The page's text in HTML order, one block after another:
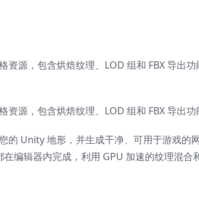
资源，包含烘焙纹理、LOD 组和 FBX 导出
源，包含烘焙纹理、LOD 组和 FBX 导出功
的 Unity 地形，并生成干净、可用于游戏的
编辑器内完成，利用 GPU 加速的纹理混合